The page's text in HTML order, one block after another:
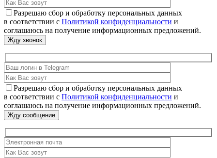
Разрешаю сбор и обработку персональных данных
в соответствии с Политикой конфиденциальности и
соглашаюсь на получение информационных предложений.
Разрешаю сбор и обработку персональных данных
в соответствии с Политикой конфиденциальности и
соглашаюсь на получение информационных предложений.